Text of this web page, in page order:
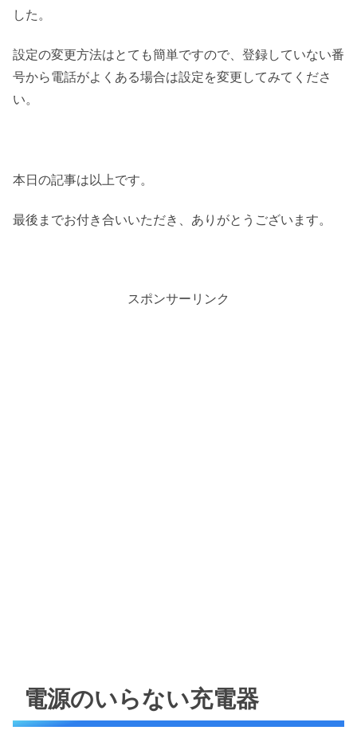
した。
設定の変更方法はとても簡単ですので、登録していない番
号から電話がよくある場合は設定を変更してみてくださ
い。
本日の記事は以上です。
最後までお付き合いいただき、ありがとうございます。
スポンサーリンク
電源のいらない充電器